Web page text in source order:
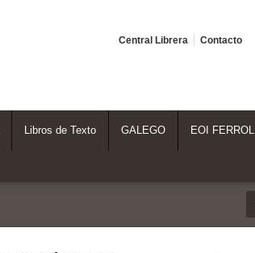
Central Librera Contacto
Libros de Texto GALEGO EOI FERROL